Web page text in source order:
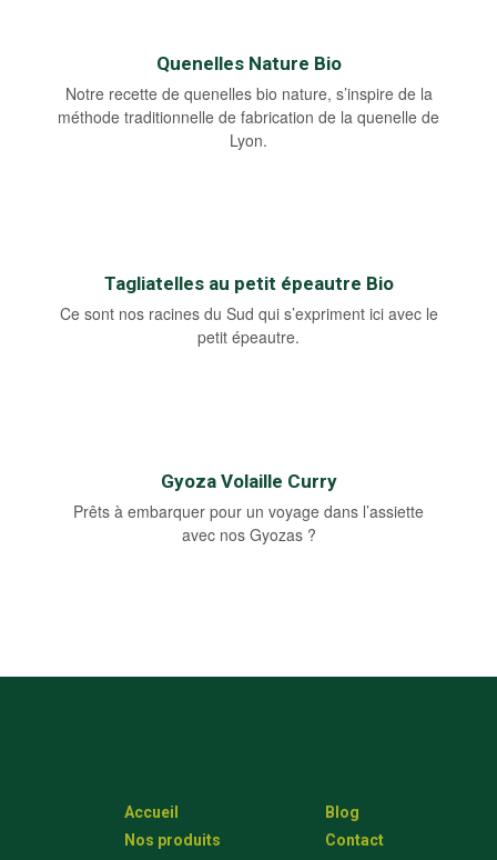
Quenelles Nature Bio
Notre recette de quenelles bio nature, s’inspire de la
méthode traditionnelle de fabrication de la quenelle de
Lyon.
Tagliatelles au petit épeautre Bio
Ce sont nos racines du Sud qui s’expriment ici avec le
petit épeautre.
Gyoza Volaille Curry
Prêts à embarquer pour un voyage dans l’assiette
avec nos Gyozas ?
Accueil
Nos produits
Blog
Contact